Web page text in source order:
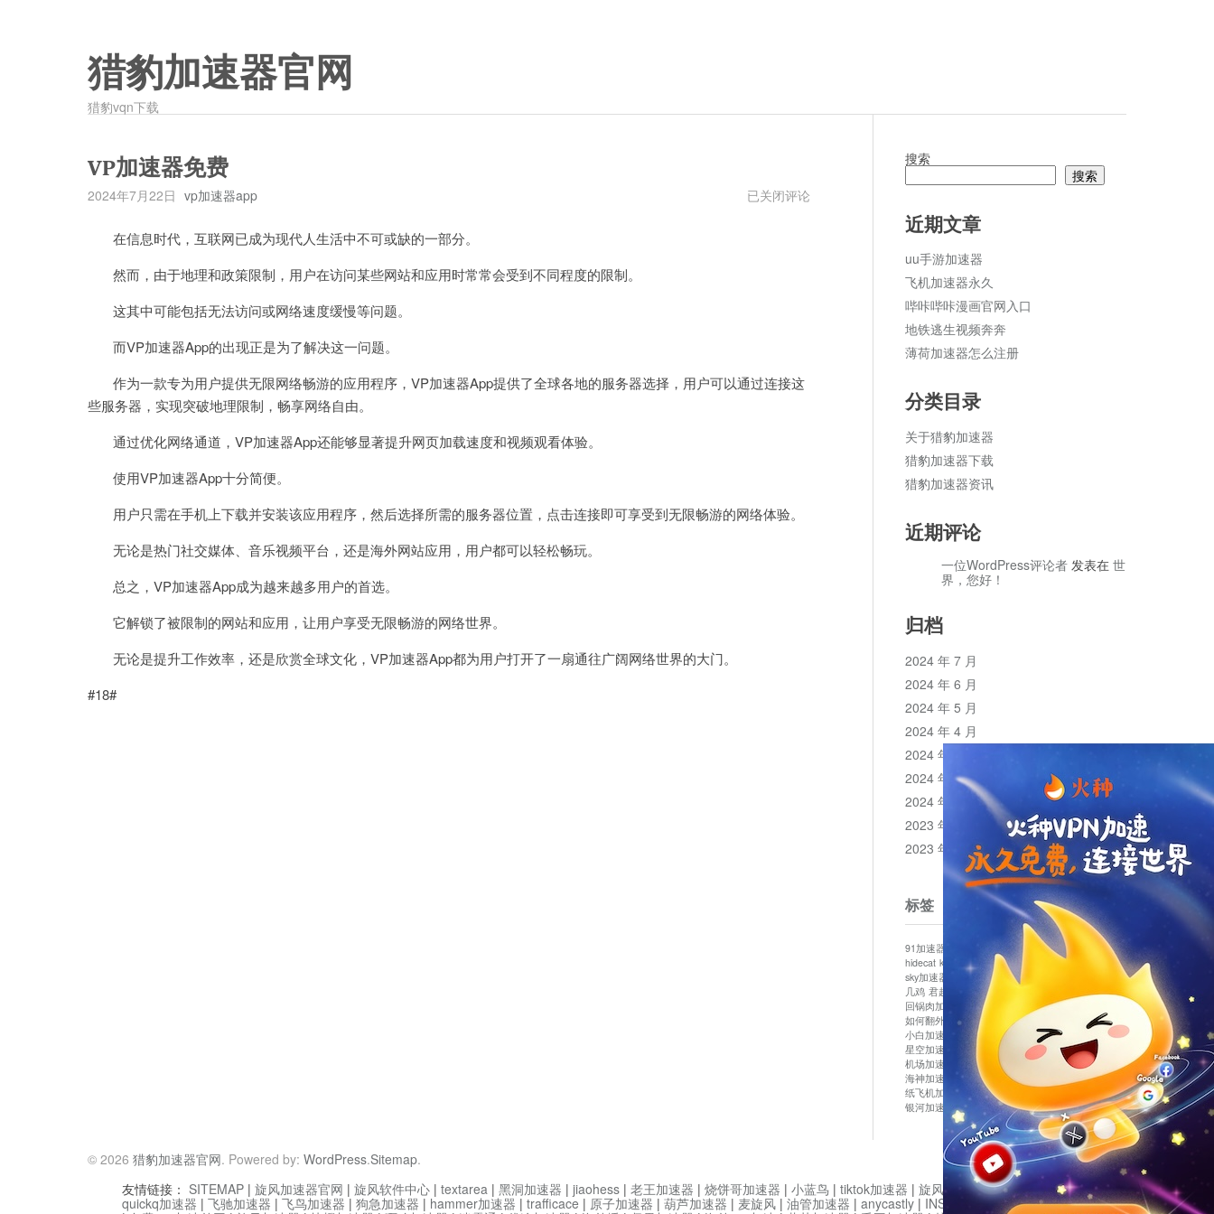
猎豹加速器官网
猎豹vqn下载
VP加速器免费
2024年7月22日 vp加速器app
VP
已关闭评论
在信息时代，互联网已成为现代人生活中不可或缺的一部分。
然而，由于地理和政策限制，用户在访问某些网站和应用时常常会受到不同程度的限制。
这其中可能包括无法访问或网络速度缓慢等问题。
而VP加速器App的出现正是为了解决这一问题。
作为一款专为用户提供无限网络畅游的应用程序，VP加速器App提供了全球各地的服务器选择，用户可以通过连接这
些服务器，实现突破地理限制，畅享网络自由。
通过优化网络通道，VP加速器App还能够显著提升网页加载速度和视频观看体验。
使用VP加速器App十分简便。
用户只需在手机上下载并安装该应用程序，然后选择所需的服务器位置，点击连接即可享受到无限畅游的网络体验。
无论是热门社交媒体、音乐视频平台，还是海外网站应用，用户都可以轻松畅玩。
总之，VP加速器App成为越来越多用户的首选。
它解锁了被限制的网站和应用，让用户享受无限畅游的网络世界。
无论是提升工作效率，还是欣赏全球文化，VP加速器App都为用户打开了一扇通往广阔网络世界的大门。
#18#
搜索
搜索
近期文章
uu手游加速器
飞机加速器永久
哔咔哔咔漫画官网入口
地铁逃生视频奔奔
薄荷加速器怎么注册
分类目录
关于猎豹加速器
猎豹加速器下载
猎豹加速器资讯
近期评论
一位WordPress评论者 发表在 世
界，您好！
归档
2024 年 7 月
2024 年 6 月
2024 年 5 月
2024 年 4 月
2024 年 3 月
2024 年 2 月
2024 年 1 月
2023 年 12 月
2023 年 11 月
标签
91加速器 bluelayer加速器
clash节点
hidecat kuai500 panda加速器
plex加速器
sky加速器
telegram加速器 中信加速器
云梯加速器
几鸡 君越加速器 哔咔漫画加速器
唐师傅加速器
回锅肉加速器
坚果加速器 壹点加速器
如何翻外墙网站 小哈vp加速器
小火箭加速器
小白加速器
布谷vp加速器 心阶云 快连
星空加速器
最新版clash安卓下载
月光加速器
机场加速器
松果云 极快加速器
梯子加速器
海神加速器
猴王加速器 神灯vp加速器
纸飞机加速器
蓝泡加速器 西游加速器
起飞加速器
银河加速器 鱼跃加速器 鹰眼加速器 黑洞加速版
© 2026 猎豹加速器官网. Powered by: WordPress.Sitemap.
友情链接： SITEMAP | 旋风加速器官网 | 旋风软件中心 | textarea | 黑洞加速器 | jiaohess | 老王加速器 | 烧饼哥加速器 | 小蓝鸟 | tiktok加速器 | 旋风加速度器|旋风加速 |
quickq加速器 | 飞驰加速器 | 飞鸟加速器 | 狗急加速器 | hammer加速器 | trafficace | 原子加速器 | 葫芦加速器 | 麦旋风 | 油管加速器 | anycastly | INS加速器|INS加速器免费版